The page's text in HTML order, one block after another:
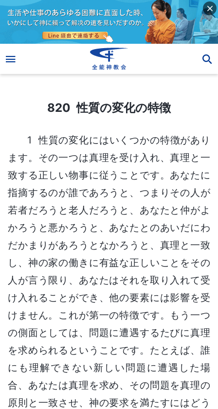
820 性質の変化の特徴
1 性質の変化にはいくつかの特徴があり
ます。その一つは真理を受け入れ、真理と一
致する正しい物事に従うことです。あなたに
指摘するのが誰であろうと、つまりその人が
若者だろうと老人だろうと、あなたと仲がよ
かろうと悪かろうと、あなたとのあいだにわ
だかまりがあろうとなかろうと、真理と一致
し、神の家の働きに有益な正しいことをその
人が言う限り、あなたはそれを取り入れて受
け入れることができ、他の要素には影響を受
けません。これが第一の特徴です。もう一つ
の側面としては、問題に遭遇するたびに真理
を求められるということです。たとえば、誰
にも理解できない新しい問題に遭遇した場
合、あなたは真理を求め、その問題を真理の
原則と一致させ、神の要求を満たすにはどう